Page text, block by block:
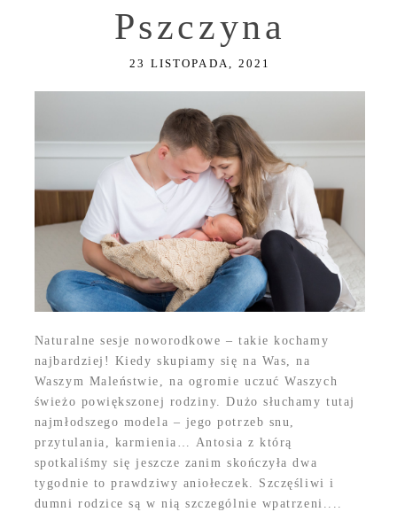
Pszczyna
23 LISTOPADA, 2021
Naturalne sesje noworodkowe – takie kochamy
najbardziej! Kiedy skupiamy się na Was, na
Waszym Maleństwie, na ogromie uczuć Waszych
świeżo powiększonej rodziny. Dużo słuchamy tutaj
najmłodszego modela – jego potrzeb snu,
przytulania, karmienia… Antosia z którą
spotkaliśmy się jeszcze zanim skończyła dwa
tygodnie to prawdziwy aniołeczek. Szczęśliwi i
dumni rodzice są w nią szczególnie wpatrzeni....